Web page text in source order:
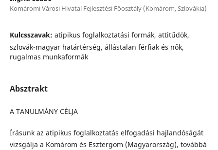
Komáromi Városi Hivatal Fejlesztési Főosztály (Komárom, Szlovákia)
Kulcsszavak: atipikus foglalkoztatási formák, attitűdök,
szlovák-magyar határtérség, állástalan férfiak és nők,
rugalmas munkaformák
Absztrakt
A TANULMÁNY CÉLJA
Írásunk az atipikus foglalkoztatás elfogadási hajlandóságát
vizsgálja a Komárom és Esztergom (Magyarország), továbbá